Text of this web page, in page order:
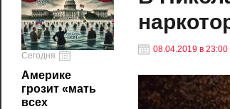
Сегодня
Америке
грозит «мать
всех
08.04.2019 в 23:00